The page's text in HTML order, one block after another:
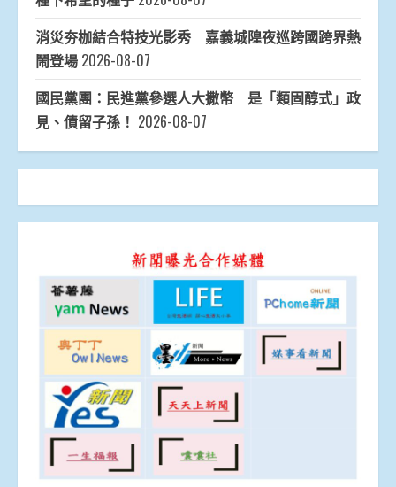
消災夯枷結合特技光影秀 嘉義城隍夜巡跨國跨界熱
鬧登場 2026-08-07
國民黨團：民進黨參選人大撒幣 是「類固醇式」政
見、債留子孫！ 2026-08-07